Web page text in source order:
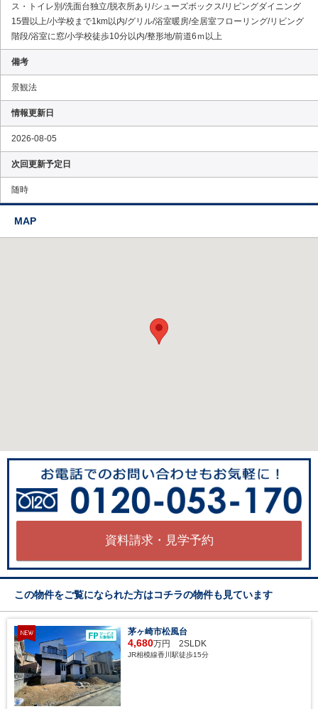
ス・トイレ別/洗面台独立/脱衣所あり/シューズボックス/リビングダイニング
15畳以上/小学校まで1km以内/グリル/浴室暖房/全居室フローリング/リビング
階段/浴室に窓/小学校徒歩10分以内/整形地/前道6ｍ以上
備考
景観法
情報更新日
2026-08-05
次回更新予定日
随時
MAP
資料請求・見学予約
この物件をご覧になられた方はコチラの物件も見ています
茅ヶ崎市松風台
4,680万円 2SLDK
JR相模線香川駅徒歩15分